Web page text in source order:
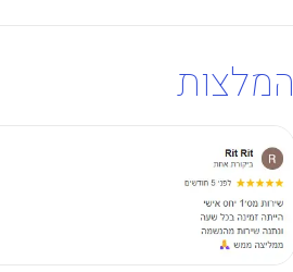
המלצות